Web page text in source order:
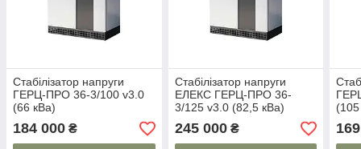
Стабілізатор напруги
ГЕРЦ-ПРО 36-3/100 v3.0
(66 кВа)
184 000 ₴
Стабілізатор напруги
ЕЛЕКС ГЕРЦ-ПРО 36-
3/125 v3.0 (82,5 кВа)
245 000₴